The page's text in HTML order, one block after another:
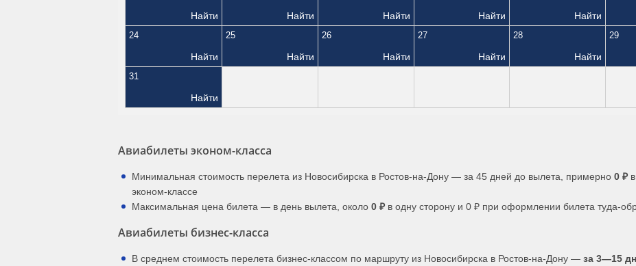
Найти Найти Найти Найти Найти
24
Найти
25
Найти
26
Найти
27
Найти
28
Найти
29
31
Найти
Авиабилеты эконом-класса
Минимальная стоимость перелета из Новосибирска в Ростов-на-Дону — за 45 дней до вылета, примерно 0 ₽
эконом-классе
Максимальная цена билета — в день вылета, около 0 ₽ в одну сторону и 0 ₽ при оформлении билета туда-
Авиабилеты бизнес-класса
В среднем стоимость перелета бизнес-классом по маршруту из Новосибирска в Ростов-на-Дону — за 3—15